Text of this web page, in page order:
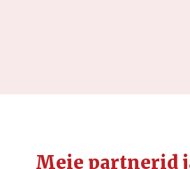
Meie partnerid